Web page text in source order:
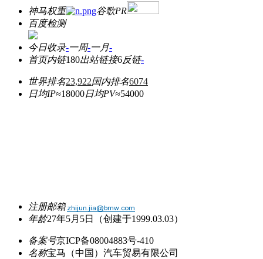
神马权重
谷歌PR
百度检测
今日收录-一周-一月-
首页内链180出站链接6反链-
世界排名23,922国内排名6074
日均IP≈18000日均PV≈54000
注册邮箱
年龄27年5月5日 （创建于1999.03.03）
备案号京ICP备08004883号-410
名称宝马（中国）汽车贸易有限公司